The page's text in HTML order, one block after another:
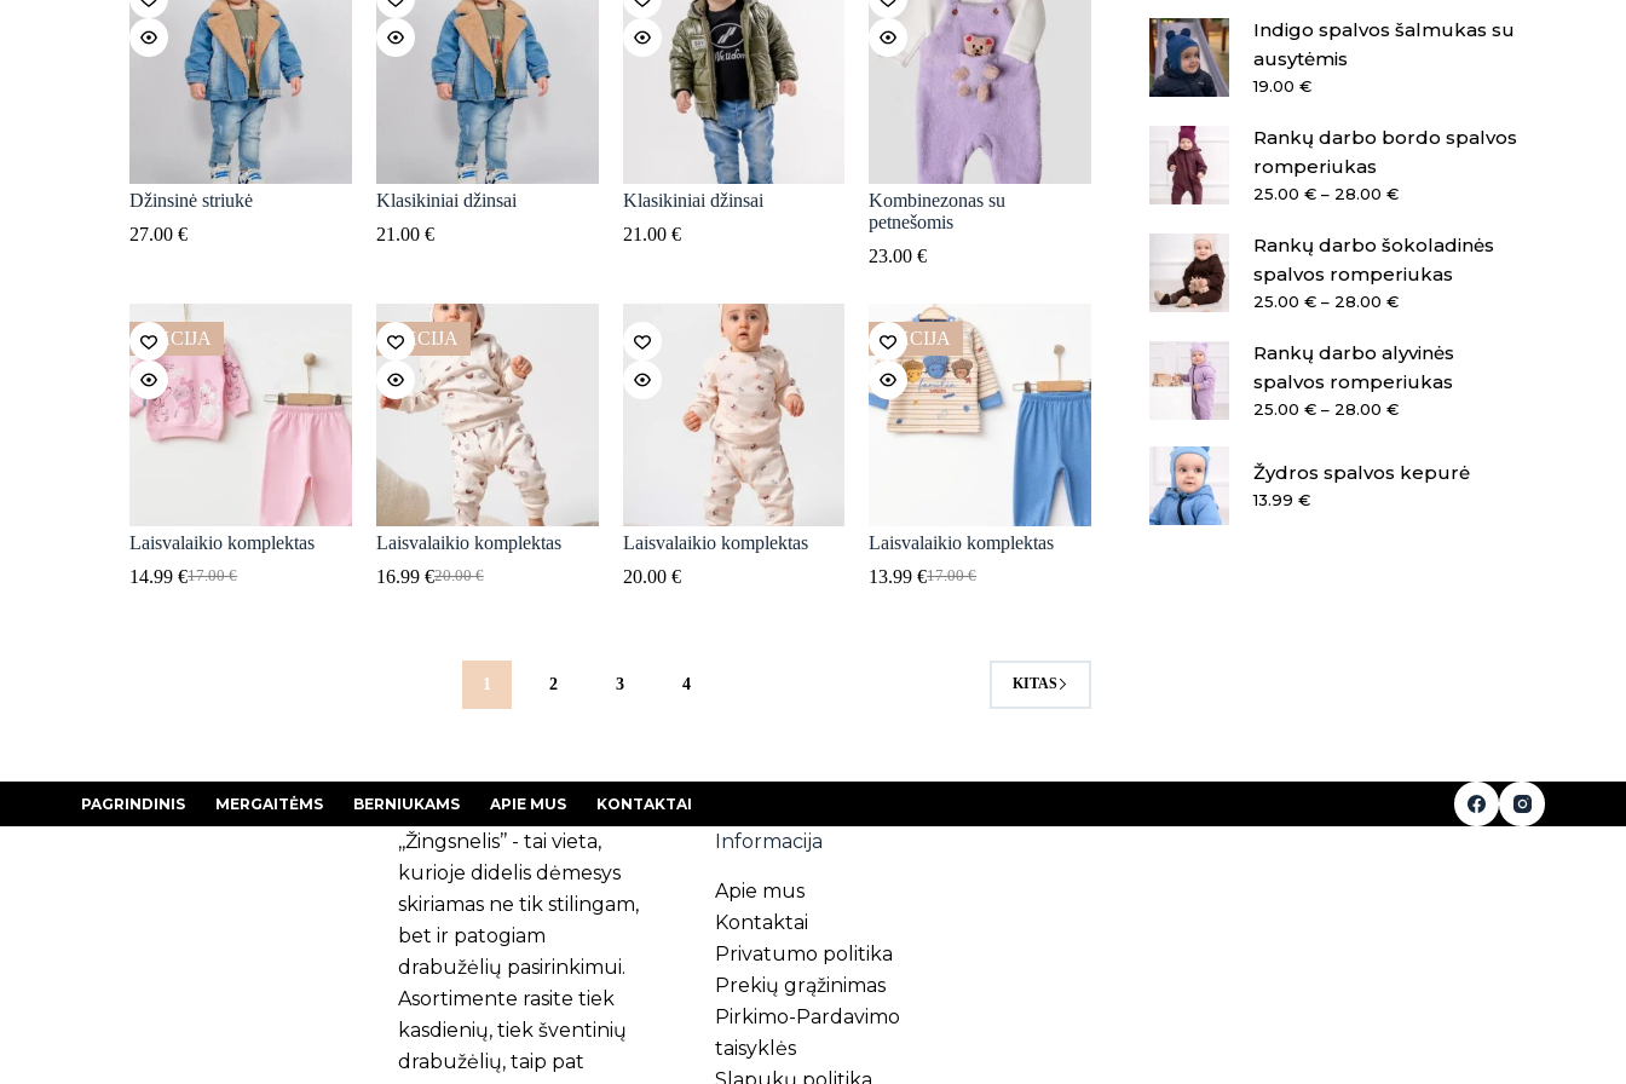
Džinsinė striukė
27.00€
Klasikiniai džinsai
21.00 €
Klasikiniai džinsai
21.00 €
Kombinezonas su
petnešomis
23.00€
AKCIJA
Laisvalaikio komplektas
17.00€
Original
14.99€Current
AKCIJA
Laisvalaikio komplektas
20.00€
Original
16.99 €Current
Laisvalaikio komplektas
20.00 €
AKCIJA
Laisvalaikio komplektas
17.00€
Original
13.99€Current
1 2 3 4 KITAS
Indigo spalvos šalmukas su
ausytėmis
19.00 €
Rankų darbo bordo spalvos
romperiukas
25.00 € – 28.00 €Price
25.00 €
through
28.00 €
Rankų darbo šokoladinės
spalvos romperiukas
25.00 € – 28.00 €Price
25.00 €
through
28.00 €
Rankų darbo alyvinės
spalvos romperiukas
25.00 € – 28.00 €Price
through
Žydros spalvos kepurė
13.99 €
PAGRINDINIS MERGAITĖMS BERNIUKAMS APIE MUS KONTAKTAI
,,Žingsnelis’’ - tai vieta,
kurioje didelis dėmesys
skiriamas ne tik stilingam,
bet ir patogiam
drabužėlių pasirinkimui.
Asortimente rasite tiek
kasdienių, tiek šventinių
drabužėlių, taip pat
Informacija
Apie mus
Kontaktai
Privatumo politika
Prekių grąžinimas
Pirkimo-Pardavimo
taisyklės